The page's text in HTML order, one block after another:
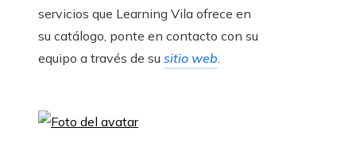
servicios que Learning Vila ofrece en
su catálogo, ponte en contacto con su
equipo a través de su sitio web